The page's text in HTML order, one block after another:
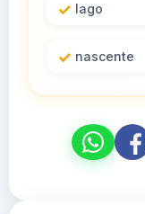
lago
nascente